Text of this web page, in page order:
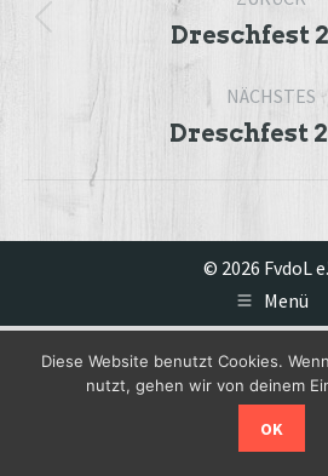
Navigation
Dreschfest
NÄCHSTES
Dreschfest
© 2026 FvdoL
Menü
Diese Website benutzt Cookies.
nutzt, gehen wir von deinem
OK